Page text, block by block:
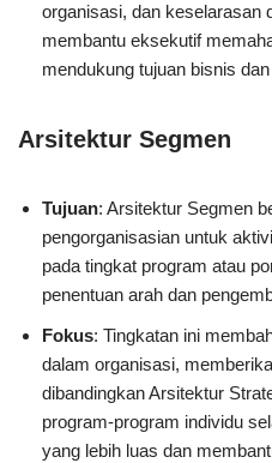
organisasi, dan keselarasan
membantu eksekutif
mendukung tujuan bisnis
Arsitektur Segmen
Tujuan: Arsitektur Segmen
pengorganisasian untuk
pada tingkat program atau
penentuan arah dan
Fokus: Tingkatan ini
dalam organisasi,
dibandingkan Arsitektur
program-program individu
yang lebih luas dan